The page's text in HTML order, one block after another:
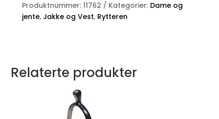
Produktnummer: 11762 Kategorier: Dame og
jente, Jakke og Vest, Rytteren
Relaterte produkter